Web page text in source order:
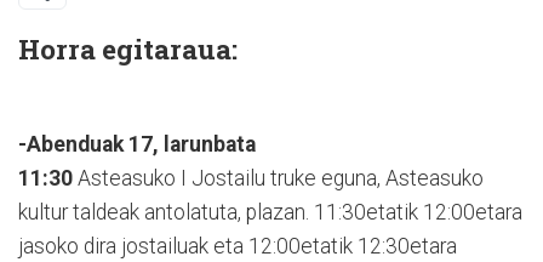
Horra egitaraua:
-Abenduak 17, larunbata
11:30 Asteasuko I Jostailu truke eguna, Asteasuko
kultur taldeak antolatuta, plazan. 11:30etatik 12:00etara
jasoko dira jostailuak eta 12:00etatik 12:30etara